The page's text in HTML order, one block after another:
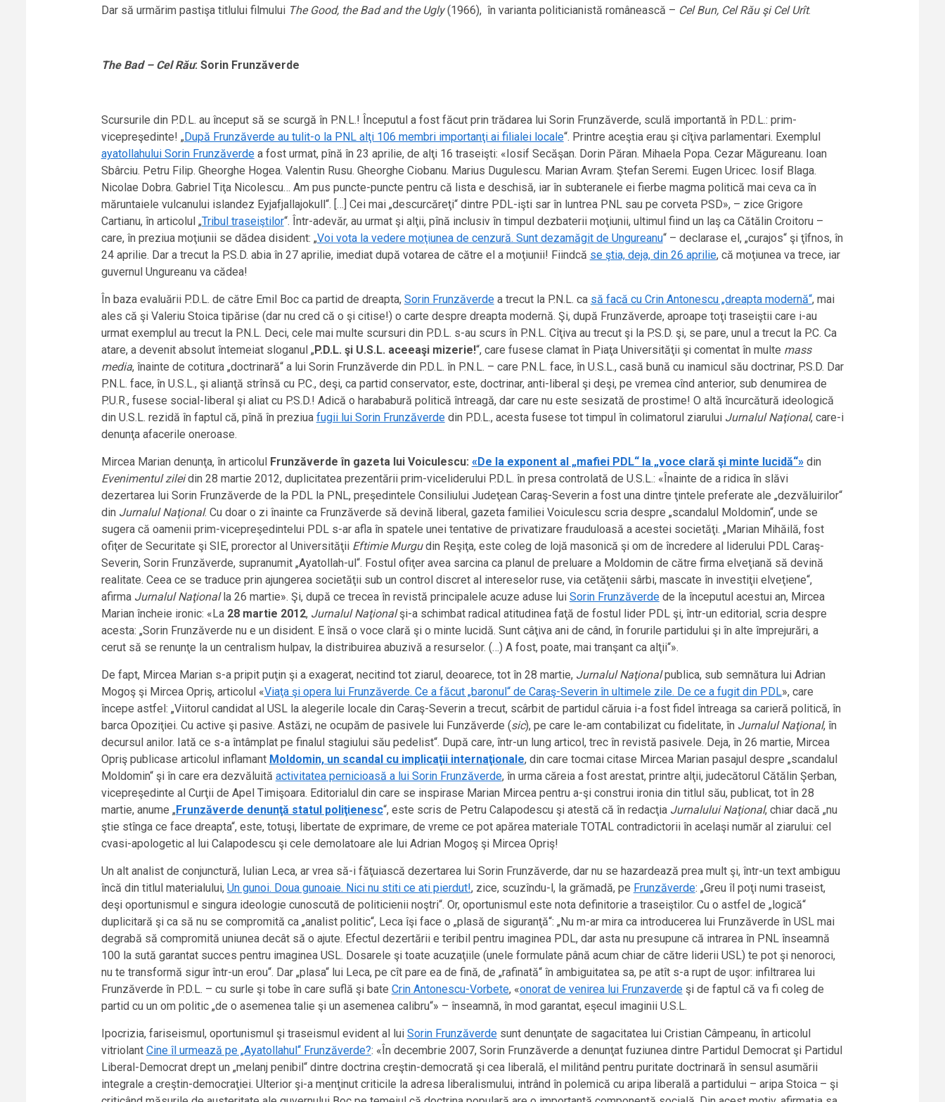
Dar să urmărim pastişa titlului filmului The Good, the Bad and the Ugly(1966), în varianta politicianistă românească – Cel Bun, Cel Rău şi Cel Urît.
The Bad – Cel Rău: Sorin Frunzăverde
Scursurile din P.D.L. au început să se scurgă în P.N.L.! Începutul a fost făcut prin trădarea lui Sorin Frunzăverde, sculă importantă în P.D.L.: prim-
vicepreşedinte! „ După Frunzăverde au tulit-o la PNL alţi 106 membri importanţi ai filialei locale“. Printre aceştia erau şi cîţiva parlamentari. Exemplul
ayatollahului Sorin Frunzăverdea fost urmat, pînă în 23 aprilie, de alţi 16 traseişti: «Iosif Secăşan. Dorin Păran. Mihaela Popa. Cezar Măgureanu. Ioan
Sbârciu. Petru Filip. Gheorghe Hogea. Valentin Rusu. Gheorghe Ciobanu. Marius Dugulescu. Marian Avram. Ştefan Seremi. Eugen Uricec. Iosif Blaga.
Nicolae Dobra. Gabriel Tiţa Nicolescu… Am pus puncte-puncte pentru că lista e deschisă, iar în subteranele ei fierbe magma politică mai ceva ca în
măruntaiele vulcanului islandez Eyjafjallajokull“. […] Cei mai „descurcăreţi“ dintre PDL-işti sar în luntrea PNL sau pe corveta PSD», – zice Grigore
Cartianu, în articolul „Tribul traseiştilor“. Într-adevăr, au urmat şi alţii, pînă inclusiv în timpul dezbaterii moţiunii, ultimul fiind un laş ca Cătălin Croitoru –
care, în preziua moţiunii se dădea disident: „Voi vota la vedere moţiunea de cenzură. Sunt dezamăgit de Ungureanu“ – declarase el, „curajos“ şi ţîfnos, în
24 aprilie. Dar a trecut la P.S.D. abia în 27 aprilie, imediat după votarea de către el a moţiunii! Fiindcă se ştia, deja, din 26 aprilie, că moţiunea va trece, iar
guvernul Ungureanu va cădea!
În baza evaluării P.D.L. de către Emil Boc ca partid de dreapta, Sorin Frunzăverdea trecut la P.N.L. ca să facă cu Crin Antonescu „dreapta modernă“, mai
ales că şi Valeriu Stoica tipărise (dar nu cred că o şi citise!) o carte despre dreapta modernă. Şi, după Frunzăverde, aproape toţi traseiştii care i-au
urmat exemplul au trecut la P.N.L. Deci, cele mai multe scursuri din P.D.L. s-au scurs în P.N.L. Cîţiva au trecut şi la P.S.D. şi, se pare, unul a trecut la P.C. Ca
atare, a devenit absolut întemeiat sloganul „ P.D.L. şi U.S.L. aceeaşi mizerie!“, care fusese clamat în Piaţa Universităţii şi comentat în multe mass
media, înainte de cotitura „doctrinară“ a lui Sorin Frunzăverde din P.D.L. în P.N.L. – care P.N.L. face, în U.S.L., casă bună cu inamicul său doctrinar, P.S.D. Dar
P.N.L. face, în U.S.L., şi alianţă strînsă cu P.C., deşi, ca partid conservator, este, doctrinar, anti-liberal şi deşi, pe vremea cînd anterior, sub denumirea de
P.U.R., fusese social-liberal şi aliat cu P.S.D.! Adică o harababură politică întreagă, dar care nu este sesizată de prostime! O altă încurcătură ideologică
din U.S.L. rezidă în faptul că, pînă în preziua fugii lui Sorin Frunzăverdedin P.D.L., acesta fusese tot timpul în colimatorul ziarului Jurnalul Naţional, care-i
denunţa afacerile oneroase.
Mircea Marian denunţa, în articolul Frunzăverde în gazeta lui Voiculescu: «De la exponent al „mafiei PDL“ la „voce clară şi minte lucidă“»din
Evenimentul zileidin 28 martie 2012, duplicitatea prezentării prim-viceliderului P.D.L. în presa controlată de U.S.L.: «Înainte de a ridica în slăvi
dezertarea lui Sorin Frunzăverde de la PDL la PNL, preşedintele Consiliului Judeţean Caraş-Severin a fost una dintre ţintele preferate ale „dezvăluirilor“
din Jurnalul Naţional. Cu doar o zi înainte ca Frunzăverde să devină liberal, gazeta familiei Voiculescu scria despre „scandalul Moldomin“, unde se
sugera că oamenii prim-vicepreşedintelui PDL s-ar afla în spatele unei tentative de privatizare frauduloasă a acestei societăţi. „Marian Mihăilă, fost
ofiţer de Securitate şi SIE, prorector al Universităţii Eftimie Murgudin Reşiţa, este coleg de lojă masonică şi om de încredere al liderului PDL Caraş-
Severin, Sorin Frunzăverde, supranumit „Ayatollah-ul“. Fostul ofiţer avea sarcina ca planul de preluare a Moldomin de către firma elveţiană să devină
realitate. Ceea ce se traduce prin ajungerea societăţii sub un control discret al intereselor ruse, via cetăţenii sârbi, mascate în investiţii elveţiene“,
afirma Jurnalul Naţionalla 26 martie». Şi, după ce trecea în revistă principalele acuze aduse lui Sorin Frunzăverdede la începutul acestui an, Mircea
Marian încheie ironic: «La 28 martie 2012, Jurnalul Naţionalşi-a schimbat radical atitudinea faţă de fostul lider PDL şi, într-un editorial, scria despre
acesta: „Sorin Frunzăverde nu e un disident. E însă o voce clară şi o minte lucidă. Sunt câţiva ani de când, în forurile partidului şi în alte împrejurări, a
cerut să se renunţe la un centralism hulpav, la distribuirea abuzivă a resurselor. (…) A fost, poate, mai tranşant ca alţii“».
De fapt, Mircea Marian s-a pripit puţin şi a exagerat, necitind tot ziarul, deoarece, tot în 28 martie, Jurnalul Naţionalpublica, sub semnătura lui Adrian
Mogoş şi Mircea Opriş, articolul «Viaţa şi opera lui Frunzăverde. Ce a făcut „baronul“ de Caraş-Severin în ultimele zile. De ce a fugit din PDL», care
începe astfel: „Viitorul candidat al USL la alegerile locale din Caraş-Severin a trecut, scârbit de partidul căruia i-a fost fidel întreaga sa carieră politică, în
barca Opoziţiei. Cu active şi pasive. Astăzi, ne ocupăm de pasivele lui Funzăverde (sic), pe care le-am contabilizat cu fidelitate, în Jurnalul Naţional, în
decursul anilor. Iată ce s-a întâmplat pe finalul stagiului său pedelist“. După care, într-un lung articol, trec în revistă pasivele. Deja, în 26 martie, Mircea
Opriş publicase articolul inflamant Moldomin, un scandal cu implicaţii internaţionale, din care tocmai citase Mircea Marian pasajul despre „scandalul
Moldomin“ şi în care era dezvăluită activitatea pernicioasă a lui Sorin Frunzăverde, în urma căreia a fost arestat, printre alţii, judecătorul Cătălin Şerban,
vicepreşedinte al Curţii de Apel Timişoara. Editorialul din care se inspirase Marian Mircea pentru a-şi construi ironia din titlul său, publicat, tot în 28
martie, anume „ Frunzăverde denunţă statul poliţienesc“, este scris de Petru Calapodescu şi atestă că în redacţia Jurnalului Naţional, chiar dacă „nu
ştie stînga ce face dreapta“, este, totuşi, libertate de exprimare, de vreme ce pot apărea materiale TOTAL contradictorii în acelaşi număr al ziarului: cel
cvasi-apologetic al lui Calapodescu şi cele demolatoare ale lui Adrian Mogoş şi Mircea Opriş!
Un alt analist de conjunctură, Iulian Leca, ar vrea să-i făţuiască dezertarea lui Sorin Frunzăverde, dar nu se hazardează prea mult şi, într-un text ambiguu
încă din titlul materialului, Un gunoi. Doua gunoaie. Nici nu stiti ce ati pierdut!, zice, scuzîndu-l, la grămadă, pe Frunzăverde: „Greu îl poţi numi traseist,
deşi oportunismul e singura ideologie cunoscută de politicienii noştri“. Or, oportunismul este nota definitorie a traseiştilor. Cu o astfel de „logică“
duplicitară şi ca să nu se compromită ca „analist politic“, Leca îşi face o „plasă de siguranţă“: „Nu m-ar mira ca introducerea lui Frunzăverde în USL mai
degrabă să compromită uniunea decât să o ajute. Efectul dezertării e teribil pentru imaginea PDL, dar asta nu presupune că intrarea în PNL înseamnă
100 la sută garantat succes pentru imaginea USL. Dosarele şi toate acuzaţiile (unele formulate până acum chiar de către liderii USL) te pot şi nenoroci,
nu te transformă sigur într-un erou“. Dar „plasa“ lui Leca, pe cît pare ea de fină, de „rafinată“ în ambiguitatea sa, pe atît s-a rupt de uşor: infiltrarea lui
Frunzăverde în P.D.L. – cu surle şi tobe în care suflă şi bate Crin Antonescu-Vorbete, «onorat de venirea lui Frunzaverdeşi de faptul că va fi coleg de
partid cu un om politic „de o asemenea talie şi un asemenea calibru“» – înseamnă, în mod garantat, eşecul imaginii U.S.L.
Ipocrizia, fariseismul, oportunismul şi traseismul evident al lui Sorin Frunzăverdesunt denunţate de sagacitatea lui Cristian Câmpeanu, în articolul
vitriolant Cine îl urmează pe „Ayatollahul‘‘ Frunzăverde?: «În decembrie 2007, Sorin Frunzăverde a denunţat fuziunea dintre Partidul Democrat şi Partidul
Liberal-Democrat drept un „melanj penibil“ dintre doctrina creştin-democrată şi cea liberală, el militând pentru puritate doctrinară în sensul asumării
integrale a creştin-democraţiei. Ulterior şi-a menţinut criticile la adresa liberalismului, intrând în polemică cu aripa liberală a partidului – aripa Stoica – şi